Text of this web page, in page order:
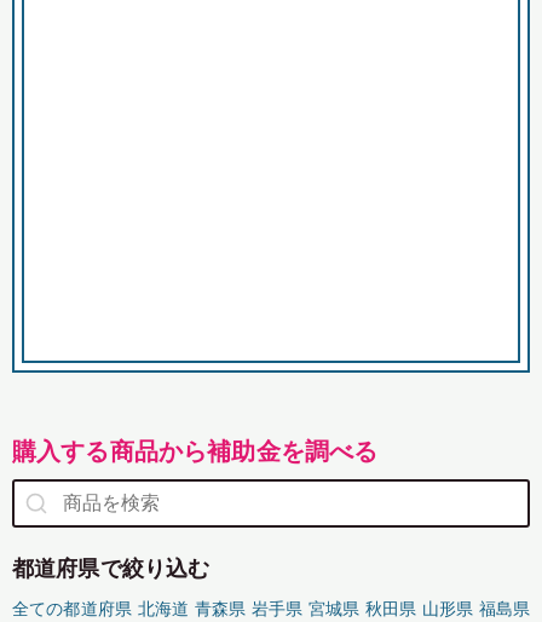
購入する商品から補助金を調べる
都道府県で絞り込む
全ての都道府県 北海道 青森県 岩手県 宮城県 秋田県 山形県 福島県